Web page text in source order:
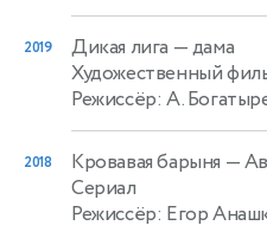
2019 Дикая лига — дама
Художественный
Режиссёр: А.
2018 Кровавая барыня —
Сериал
Режиссёр: Егор